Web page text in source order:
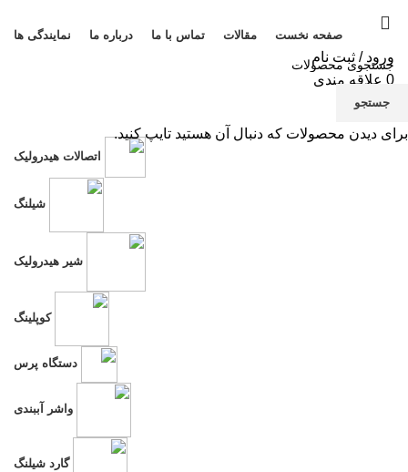
صفحه نخست مقالات تماس با ما درباره ما نمایندگی ها
ورود / ثبت نام
0 علاقه مندی
منو
اتصالات هیدرولیک
شیلنگ
شیر هیدرولیک
کوپلینگ
دستگاه پرس
واشر آببندی
گارد شیلنگ
جستجو
برای دیدن محصولات که دنبال آن هستید تایپ کنید.